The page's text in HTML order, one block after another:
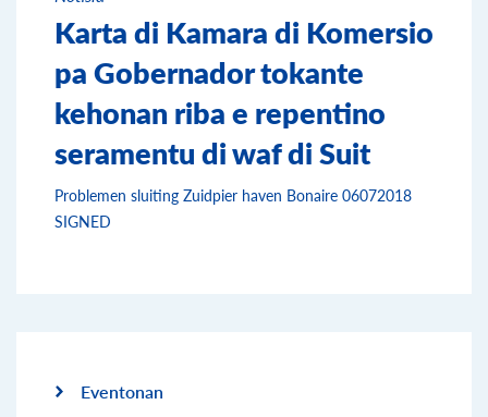
Karta di Kamara di Komersio
pa Gobernador tokante
kehonan riba e repentino
seramentu di waf di Suit
Problemen sluiting Zuidpier haven Bonaire 06072018
SIGNED
Eventonan